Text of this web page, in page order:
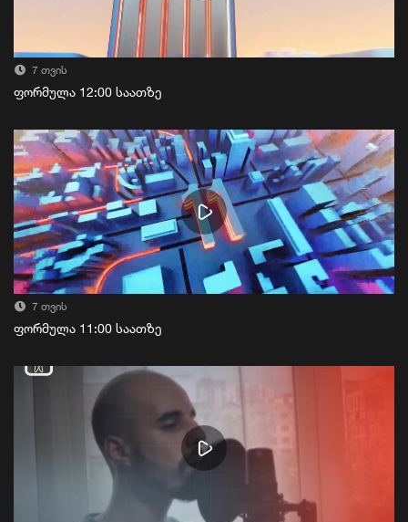
7 თვის
ფორმულა 12:00 საათზე
7 თვის
ფორმულა 11:00 საათზე